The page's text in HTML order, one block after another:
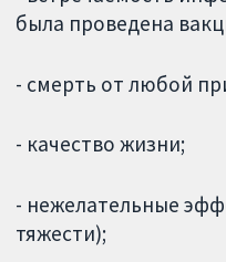
была проведена
- смерть от любой
- качество жизни;
- нежелательные
тяжести);